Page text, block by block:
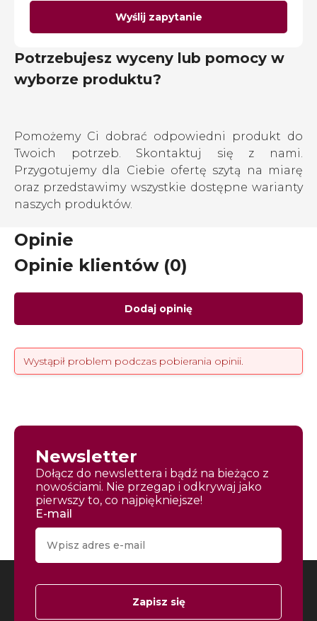
Wyślij zapytanie
Potrzebujesz wyceny lub pomocy w
wyborze produktu?
Pomożemy Ci dobrać odpowiedni produkt do
Twoich potrzeb. Skontaktuj się z nami.
Przygotujemy dla Ciebie ofertę szytą na miarę
oraz przedstawimy wszystkie dostępne warianty
naszych produktów.
Opinie
Opinie klientów (0)
Dodaj opinię
Wystąpił problem podczas pobierania opinii.
Newsletter
Dołącz do newslettera i bądź na bieżąco z
nowościami. Nie przegap i odkrywaj jako
pierwszy to, co najpiękniejsze!
E-mail
Zapisz się